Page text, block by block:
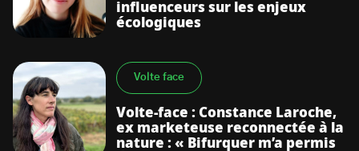
influenceurs sur les enjeux
écologiques
Volte face
Volte-face : Constance Laroche,
ex marketeuse reconnectée à la
nature : « Bifurquer m’a permis